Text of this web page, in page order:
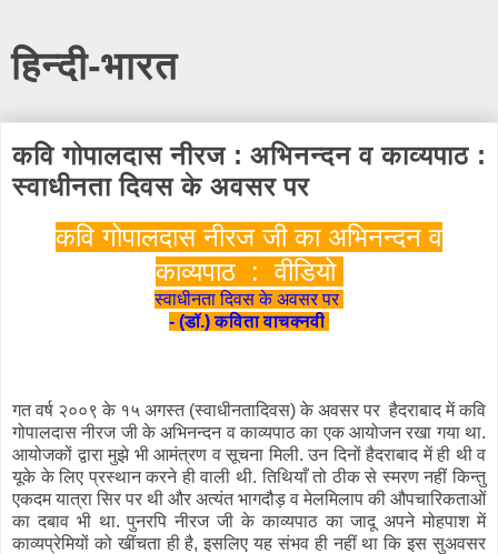
हिन्दी-भारत
कवि गोपालदास नीरज : अभिनन्दन व काव्यपाठ :
स्वाधीनता दिवस के अवसर पर
कवि गोपालदास नीरज जी का अभिनन्दन व
काव्यपाठ : वीडियो
स्वाधीनता दिवस के अवसर पर
- (डॉ.) कविता वाचक्नवी
गत वर्ष २००९ के १५ अगस्त (स्वाधीनतादिवस) के अवसर पर हैदराबाद में कवि
गोपालदास नीरज जी के अभिनन्दन व काव्यपाठ का एक आयोजन रखा गया था.
आयोजकों द्वारा मुझे भी आमंत्रण व सूचना मिली. उन दिनों हैदराबाद में ही थी व
यूके के लिए प्रस्थान करने ही वाली थी. तिथियाँ तो ठीक से स्मरण नहीं किन्तु
एकदम यात्रा सिर पर थी और अत्यंत भागदौड़ व मेलमिलाप की औपचारिकताओं
का दबाव भी था. पुनरपि नीरज जी के काव्यपाठ का जादू अपने मोहपाश में
काव्यप्रेमियों को खींचता ही है, इसलिए यह संभव ही नहीं था कि इस सुअवसर